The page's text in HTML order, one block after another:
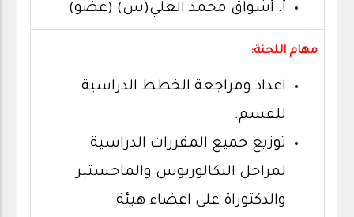
أ. أشواق محمد العلي(س) (عضو)
مهام اللجنة:
اعداد ومراجعة الخطط الدراسية
للقسم.
توزيع جميع المقررات الدراسية
لمراحل البكالوريوس والماجستير
والدكتوراة على اعضاء هيئة